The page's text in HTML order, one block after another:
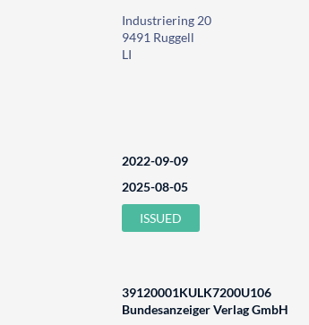
Industriering 20
9491 Ruggell
LI
2022-09-09
2025-08-05
ISSUED
39120001KULK7200U106
Bundesanzeiger Verlag GmbH